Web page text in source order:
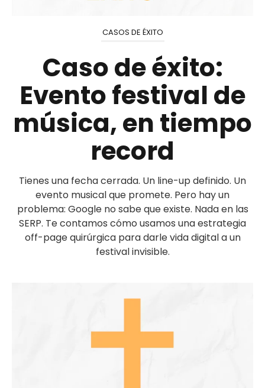
CASOS DE ÉXITO
Caso de éxito:
Evento festival de
música, en tiempo
record
Tienes una fecha cerrada. Un line-up definido. Un
evento musical que promete. Pero hay un
problema: Google no sabe que existe. Nada en las
SERP. Te contamos cómo usamos una estrategia
off-page quirúrgica para darle vida digital a un
festival invisible.